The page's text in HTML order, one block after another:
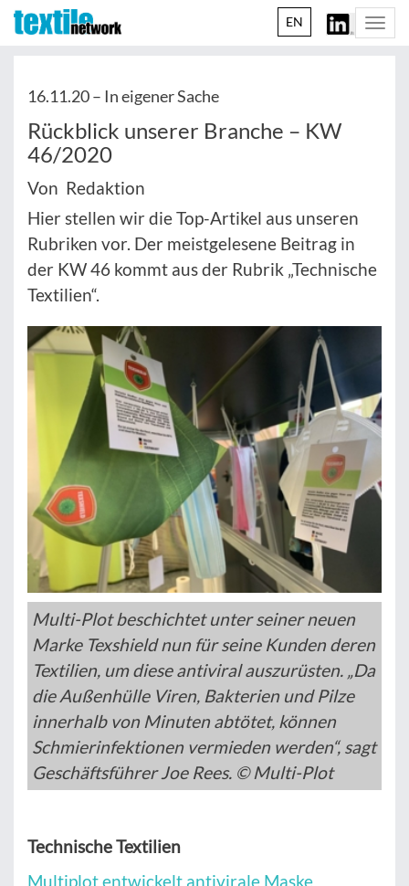
EN
16.11.20 – In eigener Sache
Rückblick unserer Branche – KW
46/2020
Von Redaktion
Hier stellen wir die Top-Artikel aus unseren
Rubriken vor. Der meistgelesene Beitrag in
der KW 46 kommt aus der Rubrik „Technische
Textilien“.
Multi-Plot beschichtet unter seiner neuen
Marke Texshield nun für seine Kunden deren
Textilien, um diese antiviral auszurüsten. „Da
die Außenhülle Viren, Bakterien und Pilze
innerhalb von Minuten abtötet, können
Schmierinfektionen vermieden werden“, sagt
Geschäftsführer Joe Rees. © Multi-Plot
Technische Textilien
Multiplot entwickelt antivirale Maske